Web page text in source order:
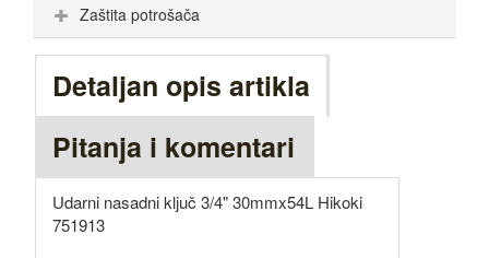
Zaštita potrošača
Detaljan opis artikla
Pitanja i komentari
Udarni nasadni ključ 3/4" 30mmx54L Hikoki
751913